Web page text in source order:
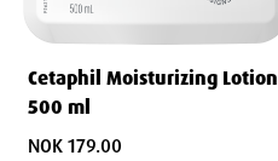
Cetaphil Moisturizing Lotion
500 ml
NOK 179.00